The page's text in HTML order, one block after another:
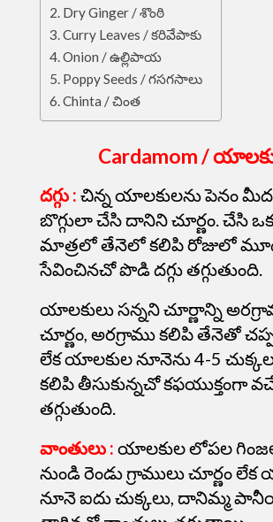
Dry Ginger / శొంఠి
Curry Leaves / కరివేపాకు
Onion / ఉల్లిపాయ
Poppy Seeds / గసగసాలు
Chinta / చింత
Cardamom /
దగ్గు : చిన్న యాలకులను పెనం
బొగ్గులా చేసి దానిని చూర్ణం. చేసి
మాత్రలో తేనెలో కలిపి రోజులో
సేవించినచో పొడి దగ్గు తగ్గుతుంది.
యాలకులు సన్నని చూర్ణాన్ని
చూర్ణం, అరగ్రాము కలిపి తేనెతో
లేక యాలకుల నూనెను4-5
కలిపి తీసుకున్నచో కఫయుక్తంగా
తగ్గుతుంది.
వాంతులు : యాలకుల లోపల
నుండి రెండు గ్రాములుచూర్ణం
నూనె ఐదు చుక్కలు, దానిమ్మ